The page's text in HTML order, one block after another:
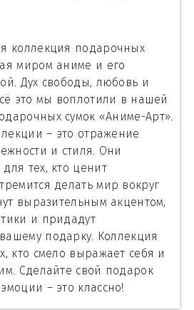
коллекция подарочных
миром аниме и его
Дух свободы, любовь и
это мы воплотили в нашей
сумок «Аниме-Арт».
– это отражение
и стиля. Они
тех, кто ценит
делать мир вокруг
выразительным акцентом,
и придадут
подарку. Коллекция
кто смело выражает себя и
Сделайте свой подарок
– это классно!